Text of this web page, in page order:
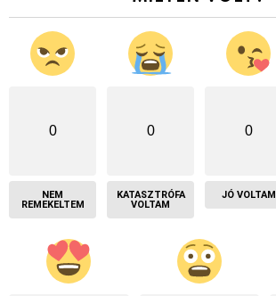
0
NEM
REMEKELTEM
0
KATASZTRÓFA
VOLTAM
0
JÓ VOLTAM